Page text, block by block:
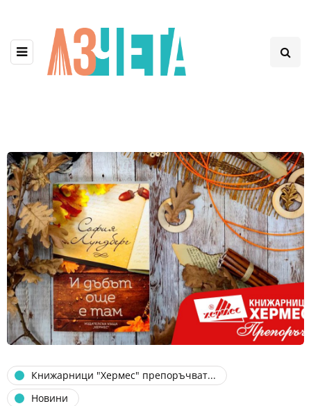
Книжарници "Хермес" препоръчват...
Новини